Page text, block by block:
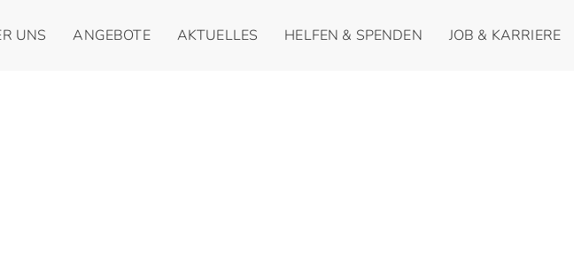
UNS ANGEBOTE AKTUELLES HELFEN & SPENDEN JOB & KARRIERE